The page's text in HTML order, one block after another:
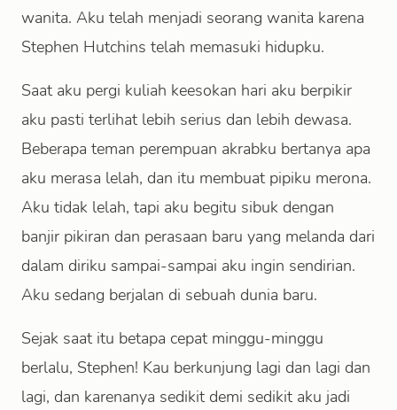
wanita. Aku telah menjadi seorang wanita karena
Stephen Hutchins telah memasuki hidupku.
Saat aku pergi kuliah keesokan hari aku berpikir
aku pasti terlihat lebih serius dan lebih dewasa.
Beberapa teman perempuan akrabku bertanya apa
aku merasa lelah, dan itu membuat pipiku merona.
Aku tidak lelah, tapi aku begitu sibuk dengan
banjir pikiran dan perasaan baru yang melanda dari
dalam diriku sampai-sampai aku ingin sendirian.
Aku sedang berjalan di sebuah dunia baru.
Sejak saat itu betapa cepat minggu-minggu
berlalu, Stephen! Kau berkunjung lagi dan lagi dan
lagi, dan karenanya sedikit demi sedikit aku jadi